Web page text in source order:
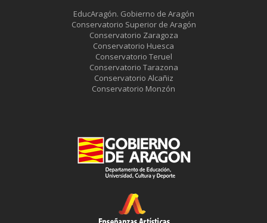
EducAragón. Gobierno de Aragón
Conservatorio Superior de Aragón
Conservatorio Zaragoza
Conservatorio Huesca
Conservatorio Teruel
Conservatorio Tarazona
Conservatorio Alcañiz
Conservatorio Monzón